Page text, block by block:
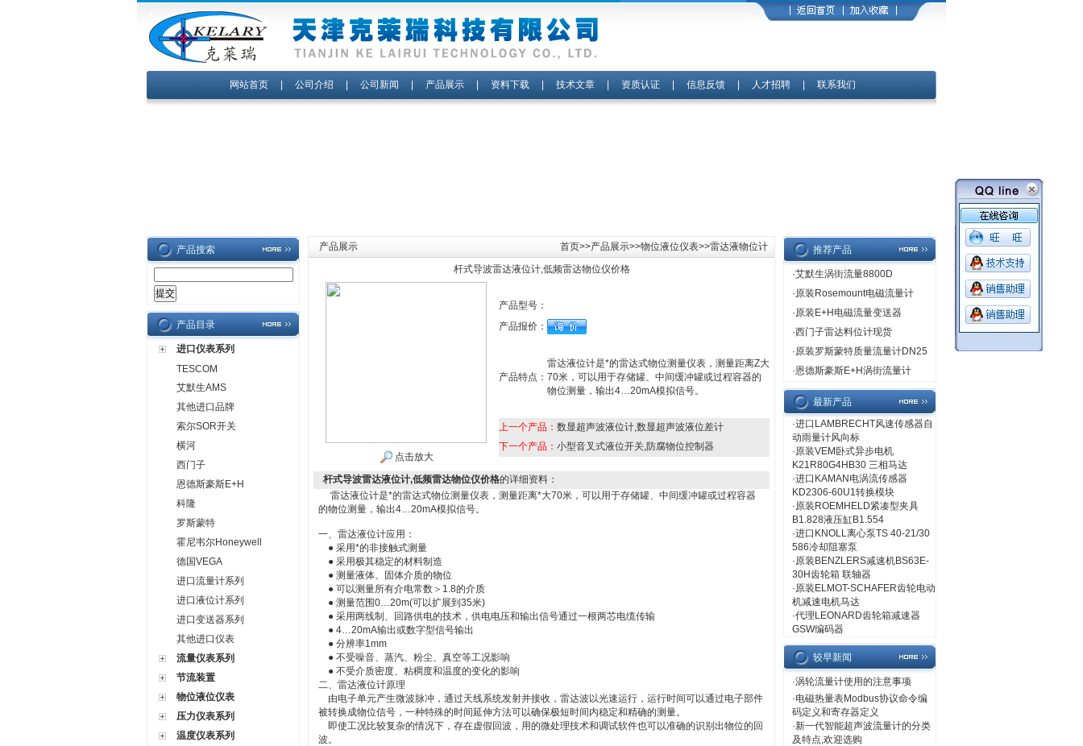
网站首页| 公司介绍 公司新闻 产品展示| 资料下载| 技术文章| 资质认证| 信息反馈| 人才招聘| 联系我们
产品搜索
产品目录
进口仪表系列
TESCOM
艾默生AMS
其他进口品牌
索尔SOR开关
横河
西门子
恩德斯豪斯E+H
科隆
罗斯蒙特
霍尼韦尔Honeywell
德国VEGA
进口流量计系列
进口液位计系列
进口变送器系列
其他进口仪表
流量仪表系列
节流装置
物位液位仪表
压力仪表系列
温度仪表系列
产品展示 首页>>产品展示>>物位液位仪表>>雷达液物位计
杆式导波雷达液位计,低频雷达物位仪价格
点击放大
产品型号：
产品报价：
产品特点：
雷达液位计是*的雷达式物位测量仪表，测量距离Z大
70米，可以用于存储罐、中间缓冲罐或过程容器的
物位测量，输出4…20mA模拟信号。
上一个产品： 数显超声波液位计,数显超声波液位差计
下一个产品： 小型音叉式液位开关,防腐物位控制器
杆式导波雷达液位计,低频雷达物位仪价格的详细资料：
雷达液位计是*的雷达式物位测量仪表，测量距离*大70米，可以用于存储罐、中间缓冲罐或过程容器
的物位测量，输出4…20mA模拟信号。
一、雷达液位计应用：
● 采用*的非接触式测量
● 采用极其稳定的材料制造
● 测量液体、固体介质的物位
● 可以测量所有介电常数＞1.8的介质
● 测量范围0…20m(可以扩展到35米)
● 采用两线制、回路供电的技术，供电电压和输出信号通过一根两芯电缆传输
● 4…20mA输出或数字型信号输出
● 分辨率1mm
● 不受噪音、蒸汽、粉尘、真空等工况影响
● 不受介质密度、粘稠度和温度的变化的影响
二、雷达液位计原理
由电子单元产生微波脉冲，通过天线系统发射并接收，雷达波以光速运行，运行时间可以通过电子部件
被转换成物位信号，一种特殊的时间延伸方法可以确保极短时间内稳定和精确的测量。
即使工况比较复杂的情况下，存在虚假回波，用的微处理技术和调试软件也可以准确的识别出物位的回
波。
推荐产品
·艾默生涡街流量8800D
·原装Rosemount电磁流量计
·原装E+H电磁流量变送器
·西门子雷达料位计现货
·原装罗斯蒙特质量流量计DN25
·恩德斯豪斯E+H涡街流量计
最新产品
·进口LAMBRECHT风速传感器自
动雨量计风向标
·原装VEM卧式异步电机
K21R80G4HB30 三相马达
·进口KAMAN电涡流传感器
KD2306-60U1转换模块
·原装ROEMHELD紧凑型夹具
B1.828液压缸B1.554
·进口KNOLL离心泵TS 40-21/30
586冷却阻塞泵
·原装BENZLERS减速机BS63E-
30H齿轮箱 联轴器
·原装ELMOT-SCHAFER齿轮电动
机减速电机马达
·代理LEONARD齿轮箱减速器
GSW编码器
较早新闻
·涡轮流量计使用的注意事项
·电磁热量表Modbus协议命令编
码定义和寄存器定义
·新一代智能超声波流量计的分类
及特点,欢迎选购